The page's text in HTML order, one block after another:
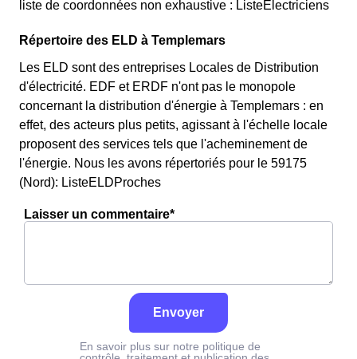
liste de coordonnées non exhaustive : ListeElectriciens
Répertoire des ELD à Templemars
Les ELD sont des entreprises Locales de Distribution
d'électricité. EDF et ERDF n'ont pas le monopole
concernant la distribution d'énergie à Templemars : en
effet, des acteurs plus petits, agissant à l'échelle locale
proposent des services tels que l'acheminement de
l'énergie. Nous les avons répertoriés pour le 59175
(Nord): ListeELDProches
Laisser un commentaire*
Envoyer
En savoir plus sur notre politique de